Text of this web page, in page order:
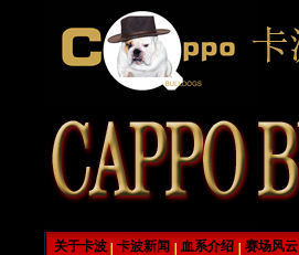
关于卡波
卡波新闻
血系介绍
赛场风云